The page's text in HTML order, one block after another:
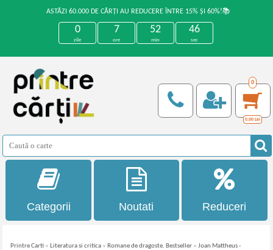
ASTĂZI 60.000 DE CĂRȚI AU REDUCERE ÎNTRE 15% ȘI 60%!📚
0
zile
7
ore
52
min
45
sec
0
0,00 Lei
Categorii Noutati Reduceri
Printre Carti » Literatura si critica » Romane de dragoste. Bestseller »Joan Mattheus -